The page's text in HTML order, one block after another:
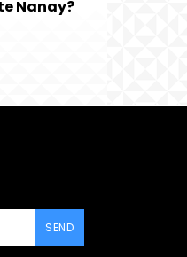
Nanay?
SEND